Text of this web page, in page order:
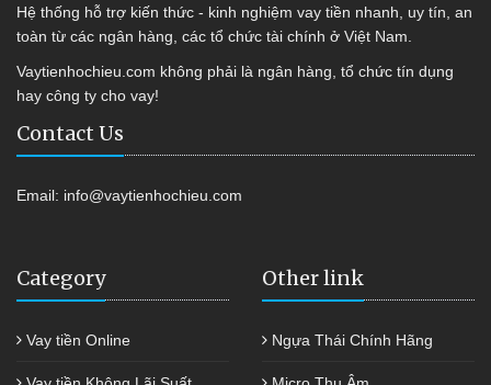
Hệ thống hỗ trợ kiến thức - kinh nghiệm vay tiền nhanh, uy tín, an
toàn từ các ngân hàng, các tổ chức tài chính ở Việt Nam.
Vaytienhochieu.com không phải là ngân hàng, tổ chức tín dụng
hay công ty cho vay!
Contact Us
Email: info@vaytienhochieu.com
Category
Vay tiền Online
Other link
Ngựa Thái Chính Hãng